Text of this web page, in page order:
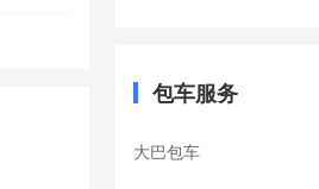
包车服务
大巴包车